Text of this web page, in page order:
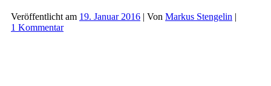
Veröffentlicht am 19. Januar 2016 | Von Markus Stengelin |
1 Kommentar